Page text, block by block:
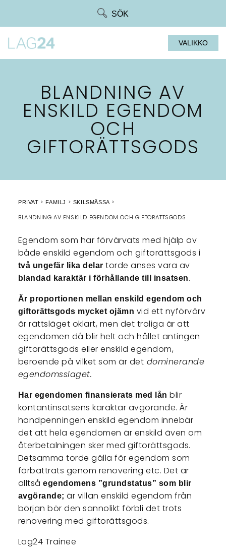
SÖK
VALIKKO
BLANDNING AV
ENSKILD EGENDOM
OCH
GIFTORÄTTSGODS
PRIVAT FAMILJ SKILSMÄSSA
BLANDNING AV ENSKILD EGENDOM OCH GIFTORÄTTSGODS
Egendom som har förvärvats med hjälp av
både enskild egendom och giftorättsgods i
två ungefär lika delartorde anses vara av
blandad karaktär i förhållande till insatsen.
Är proportionen mellan enskild egendom och
giftorättsgods mycket ojämn vid ett nyförvärv
är rättsläget oklart, men det troliga är att
egendomen då blir helt och hållet antingen
giftorättsgods eller enskild egendom,
beroende på vilket som är det dominerande
egendomsslaget.
Har egendomen finansierats med lån blir
kontantinsatsens karaktär avgörande. Är
handpenningen enskild egendom innebär
det att hela egendomen är enskild även om
återbetalningen sker med giftorättsgods.
Detsamma torde gälla för egendom som
förbättrats genom renovering etc. Det är
alltsåegendomens ”grundstatus” som blir
avgörande; är villan enskild egendom från
början bör den sannolikt förbli det trots
renovering med giftorättsgods.
Lag24 Trainee